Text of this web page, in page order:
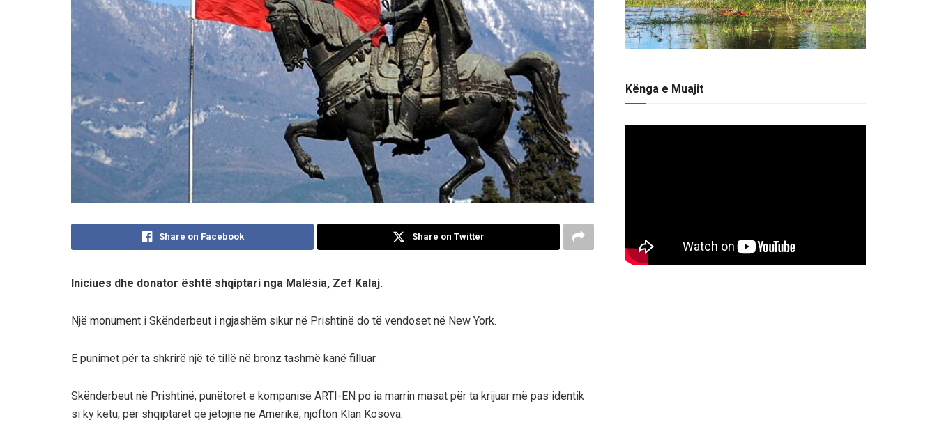
Share on Facebook Share on Twitter
Iniciues dhe donator është shqiptari nga Malësia, Zef Kalaj.
Një monument i Skënderbeut i ngjashëm sikur në Prishtinë do të vendoset në New York.
E punimet për ta shkrirë një të tillë në bronz tashmë kanë filluar.
Skënderbeut në Prishtinë, punëtorët e kompanisë ARTI-EN po ia marrin masat për ta krijuar më pas identik
si ky këtu, për shqiptarët që jetojnë në Amerikë, njofton Klan Kosova.
Kënga e Muajit